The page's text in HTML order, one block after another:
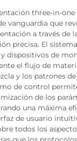
three-in-
vanguardia que
a través de
precisa. El
y dispositivos de
el flujo de
y los patrones
de control
de los
una máxima
de usuario
todos los